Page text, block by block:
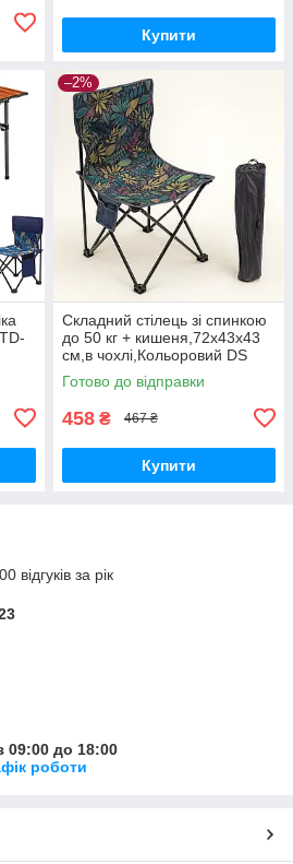
Купити
–2%
Складний стілець зі спинкою
до 50 кг + кишеня,72х43х43
см,в чохлі,Кольоровий DS
Готово до відправки
458 ₴ 467 ₴
Купити
відгуків за рік
09:00 до 18:00
роботи